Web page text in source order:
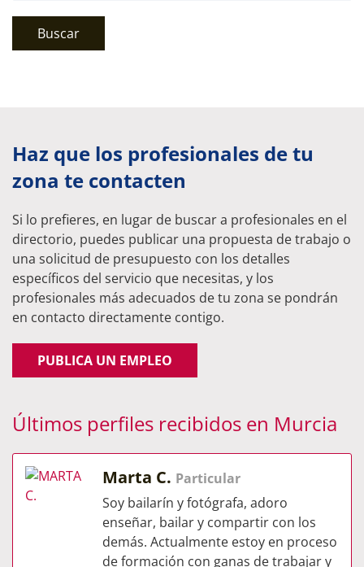
Buscar
Haz que los profesionales de tu
zona te contacten
Si lo prefieres, en lugar de buscar a profesionales en el
directorio, puedes publicar una propuesta de trabajo o
una solicitud de presupuesto con los detalles
específicos del servicio que necesitas, y los
profesionales más adecuados de tu zona se pondrán
en contacto directamente contigo.
PUBLICA UN EMPLEO
Últimos perfiles recibidos en Murcia
Marta C. Particular
Soy bailarín y fotógrafa, adoro
enseñar, bailar y compartir con los
demás. Actualmente estoy en proceso
de formación con ganas de trabajar y